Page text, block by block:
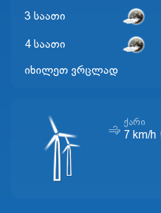
3 საათი
4 საათი
იხილეთ ვრცლად
ᲥᲐᲠᲘ
7 km/h